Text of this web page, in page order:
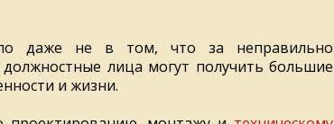
даже не в том, что за неправильно
лица могут получить большие
и жизни.